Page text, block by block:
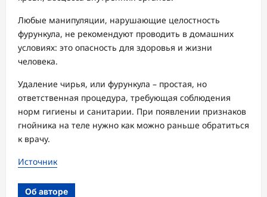
Любые манипуляции, нарушающие целостность
фурункула, не рекомендуют проводить в домашних
условиях: это опасность для здоровья и жизни
человека.
Удаление чирья, или фурункула – простая, но
ответственная процедура, требующая соблюдения
норм гигиены и санитарии. При появлении признаков
гнойника на теле нужно как можно раньше обратиться
к врачу.
Источник
Об авторе